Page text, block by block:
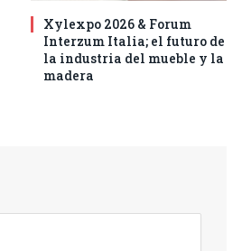
Xylexpo 2026 & Forum
Interzum Italia; el futuro de
la industria del mueble y la
madera